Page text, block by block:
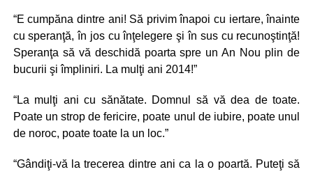
“E cumpăna dintre ani! Să privim înapoi cu iertare, înainte
cu speranţă, în jos cu înţelegere şi în sus cu recunoştinţă!
Speranţa să vă deschidă poarta spre un An Nou plin de
bucurii şi împliniri. La mulţi ani 2014!”
“La mulţi ani cu sănătate. Domnul să vă dea de toate.
Poate un strop de fericire, poate unul de iubire, poate unul
de noroc, poate toate la un loc.”
“Gândiţi-vă la trecerea dintre ani ca la o poartă. Puteţi să